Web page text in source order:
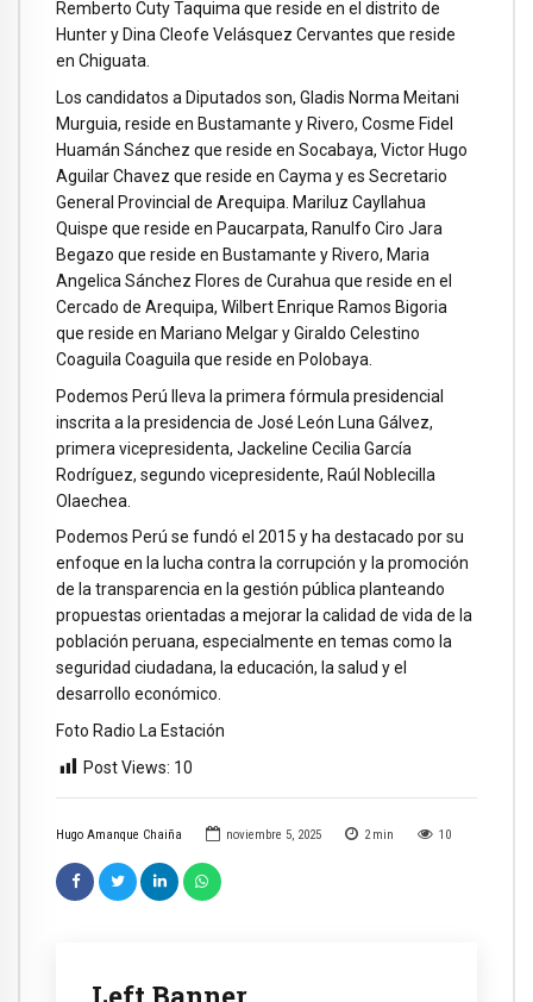
Hugo Amanque Chaiña noviembre 5, 2025 2 min 10
Remberto Cuty Taquima que reside en el distrito de
Hunter y Dina Cleofe Velásquez Cervantes que reside
en Chiguata.
Los candidatos a Diputados son, Gladis Norma Meitani
Murguia, reside en Bustamante y Rivero, Cosme Fidel
Huamán Sánchez que reside en Socabaya, Victor Hugo
Aguilar Chavez que reside en Cayma y es Secretario
General Provincial de Arequipa. Mariluz Cayllahua
Quispe que reside en Paucarpata, Ranulfo Ciro Jara
Begazo que reside en Bustamante y Rivero, Maria
Angelica Sánchez Flores de Curahua que reside en el
Cercado de Arequipa, Wilbert Enrique Ramos Bigoria
que reside en Mariano Melgar y Giraldo Celestino
Coaguila Coaguila que reside en Polobaya.
Podemos Perú lleva la primera fórmula presidencial
inscrita a la presidencia de José León Luna Gálvez,
primera vicepresidenta, Jackeline Cecilia García
Rodríguez, segundo vicepresidente, Raúl Noblecilla
Olaechea.
Podemos Perú se fundó el 2015 y ha destacado por su
enfoque en la lucha contra la corrupción y la promoción
de la transparencia en la gestión pública planteando
propuestas orientadas a mejorar la calidad de vida de la
población peruana, especialmente en temas como la
seguridad ciudadana, la educación, la salud y el
desarrollo económico.
Foto Radio La Estación
Post Views: 10